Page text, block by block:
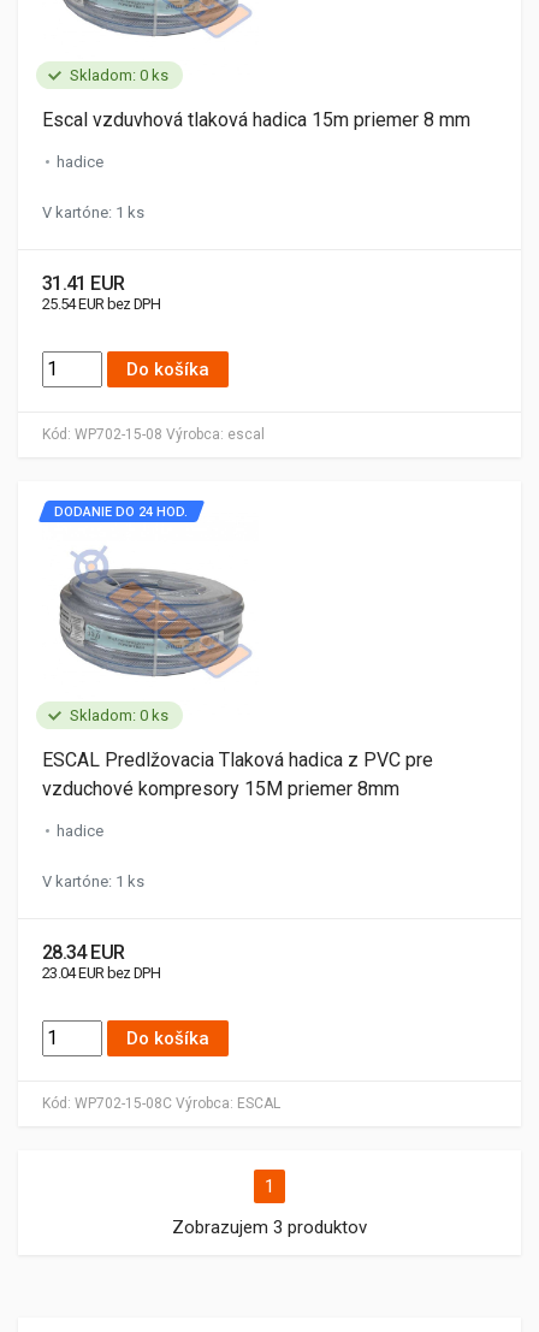
Skladom: 0 ks
Kód: WP702-15-08 Výrobca: escal
Escal vzduvhová tlaková hadica 15m priemer 8 mm
hadice
V kartóne: 1 ks
31.41 EUR
25.54 EUR bez DPH
Do košíka
Skladom: 0 ks
Kód: WP702-15-08C Výrobca: ESCAL
DODANIE DO 24 HOD.
ESCAL Predlžovacia Tlaková hadica z PVC pre
vzduchové kompresory 15M priemer 8mm
hadice
V kartóne: 1 ks
28.34 EUR
23.04 EUR bez DPH
Do košíka
1
Zobrazujem 3 produktov